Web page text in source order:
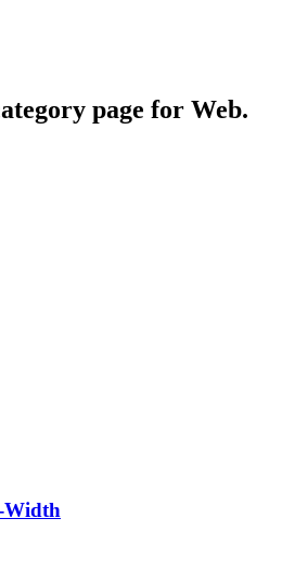
page for Web.
Width